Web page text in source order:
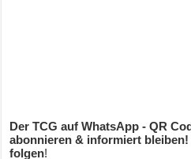
Der TCG auf WhatsApp - QR
abonnieren & informiert
folgen!